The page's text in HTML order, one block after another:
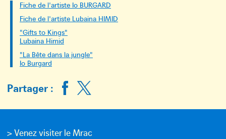
Fiche de l'artiste Io BURGARD
Fiche de l'artiste Lubaina HIMID
"Gifts to Kings"
Lubaina Himid
"La Bête dans la jungle"
Io Burgard
Partager :
> Venez visiter le Mrac